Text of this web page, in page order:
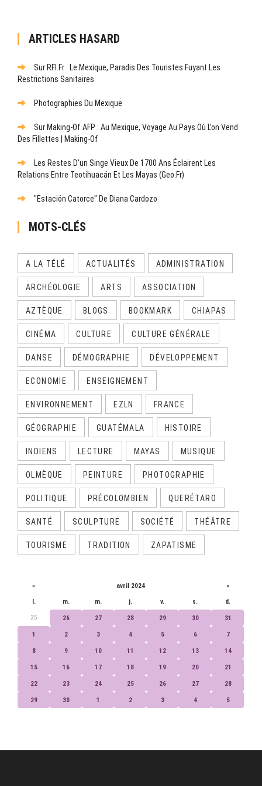
ARTICLES HASARD
Sur RFI.fr : Le Mexique, Paradis Des Touristes Fuyant Les
Restrictions Sanitaires
Photographies Du Mexique
Sur Making-Of AFP : Au Mexique, Voyage Au Pays Où L’on Vend
Des Fillettes | Making-Of
Les Restes D’un Singe Vieux De 1700 Ans Éclairent Les
Relations Entre Teotihuacán Et Les Mayas (Geo.fr)
"Estación Catorce" De Diana Cardozo
MOTS-CLÉS
A LA TÉLÉ ACTUALITÉS ADMINISTRATION
ARCHÉOLOGIE ARTS ASSOCIATION
AZTÈQUE BLOGS BOOKMARK CHIAPAS
CINÉMA CULTURE CULTURE GÉNÉRALE
DANSE DÉMOGRAPHIE DÉVELOPPEMENT
ECONOMIE ENSEIGNEMENT
ENVIRONNEMENT EZLN FRANCE
GÉOGRAPHIE GUATÉMALA HISTOIRE
INDIENS LECTURE MAYAS MUSIQUE
OLMÈQUE PEINTURE PHOTOGRAPHIE
POLITIQUE PRÉCOLOMBIEN QUERÉTARO
SANTÉ SCULPTURE SOCIÉTÉ THÉÂTRE
TOURISME TRADITION ZAPATISME
« avril 2024 »
l. m. m. j. v. s. d.
25 26 27 28 29 30 31
1 2 3 4 5 6 7
8 9 10 11 12 13 14
15 16 17 18 19 20 21
22 23 24 25 26 27 28
29 30 1 2 3 4 5